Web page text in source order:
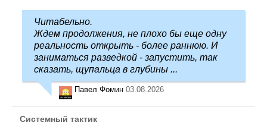
Читабельно.
Ждем продолжения, не плохо бы еще одну
реальность открыть - более раннюю. И
заниматься разведкой - запустить, так
сказать, щупальца в глубины ...
Павел Фомин 03.08.2026
Системный тактик